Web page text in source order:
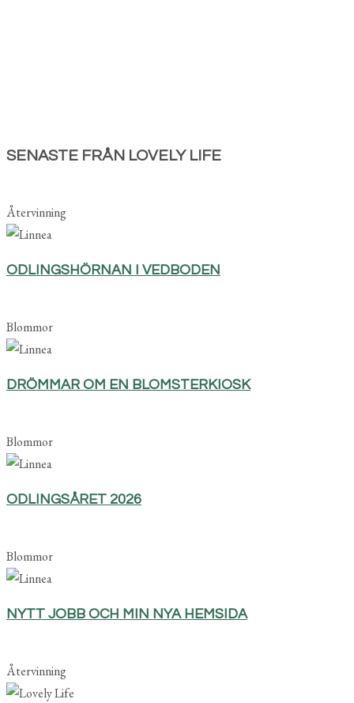
SENASTE FRÅN LOVELY LIFE
Återvinning
ODLINGSHÖRNAN I VEDBODEN
Blommor
DRÖMMAR OM EN BLOMSTERKIOSK
Blommor
ODLINGSÅRET 2026
Blommor
NYTT JOBB OCH MIN NYA HEMSIDA
Återvinning